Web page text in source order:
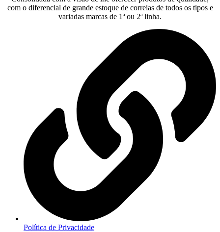
com o diferencial de grande estoque de correias de todos os tipos e
variadas marcas de 1ª ou 2ª linha.
Política de Privacidade